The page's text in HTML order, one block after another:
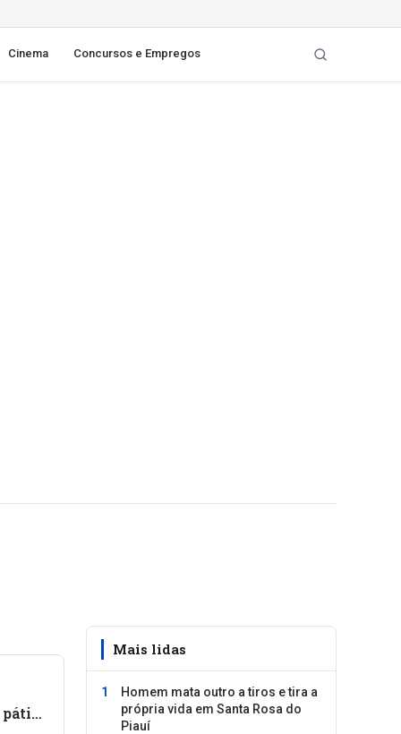
Cinema Concursos e Empregos
pátio
Mais lidas
Homem mata outro a tiros e tira a
própria vida em Santa Rosa do
Piauí